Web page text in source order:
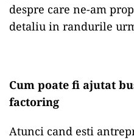
despre care ne-am
detaliu in randurile
Cum poate fi ajutat
factoring
Atunci cand esti